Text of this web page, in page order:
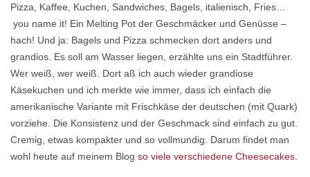
Pizza, Kaffee, Kuchen, Sandwiches, Bagels, italienisch, Fries…
you name it! Ein Melting Pot der Geschmäcker und Genüsse –
hach! Und ja: Bagels und Pizza schmecken dort anders und
grandios. Es soll am Wasser liegen, erzählte uns ein Stadtführer.
Wer weiß, wer weiß. Dort aß ich auch wieder grandiose
Käsekuchen und ich merkte wie immer, dass ich einfach die
amerikanische Variante mit Frischkäse der deutschen (mit Quark)
vorziehe. Die Konsistenz und der Geschmack sind einfach zu gut.
Cremig, etwas kompakter und so vollmundig. Darum findet man
wohl heute auf meinem Blog so viele verschiedene Cheesecakes